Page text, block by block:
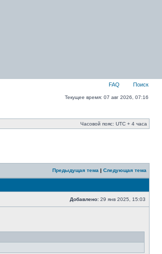
FAQ Поиск
Текущее время: 07 авг 2026, 07:16
Часовой пояс: UTC + 4 часа
Предыдущая тема | Следующая тема
Добавлено: 29 янв 2025, 15:03